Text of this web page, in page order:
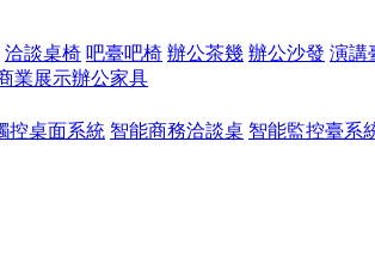
洽談桌椅 吧臺吧椅 辦公茶幾 辦公沙發 演講
業展示辦公家具
控桌面系統 智能商務洽談桌 智能監控臺系